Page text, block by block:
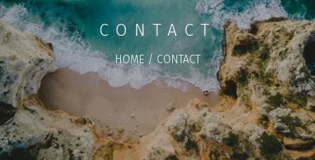
CONTACT
HOME / CONTACT